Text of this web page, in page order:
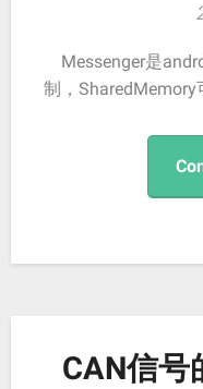
Messenger是
制，
CAN信号